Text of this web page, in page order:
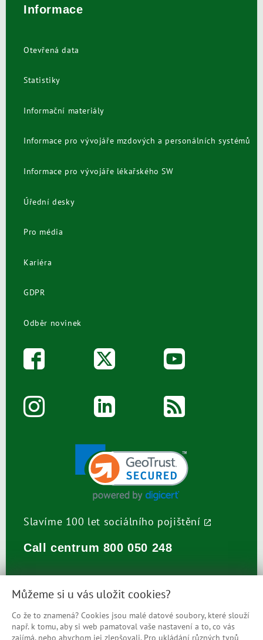
Informace
Otevřená data
Statistiky
Informační materiály
Informace pro vývojáře mzdových a personálních systémů
Informace pro vývojáře lékařského SW
Úřední desky
Pro média
Kariéra
GDPR
Odběr novinek
Slavíme 100 let sociálního pojištění
Call centrum 800 050 248
Prohlášení o přístupnosti
Můžeme si u vás uložit cookies?
Co že to znamená? Cookies jsou malé datové soubory, které slouží
např. k tomu, aby si web pamatoval vaše nastavení a to, co vás
zajímá, nebo abychom jej zlepšovali. Pro ukládání různých typů